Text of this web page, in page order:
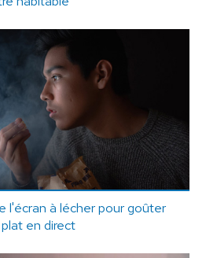
l'écran à lécher pour goûter
en direct